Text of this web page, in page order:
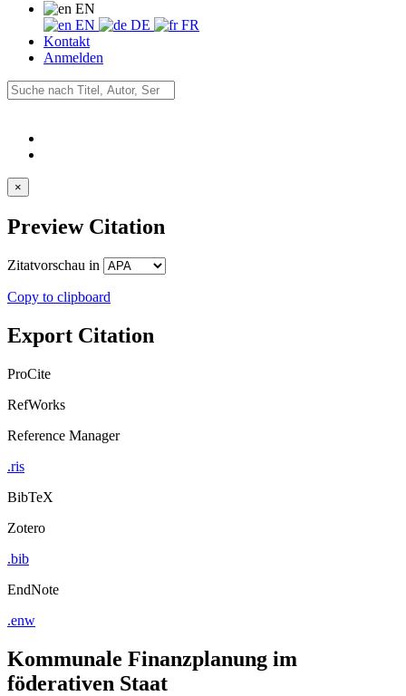
EN
EN
DE
FR
Kontakt
Anmelden
×
Preview Citation
Zitatvorschau in
Copy to clipboard
Export Citation
ProCite
RefWorks
Reference Manager
.ris
BibTeX
Zotero
.bib
EndNote
.enw
Kommunale Finanzplanung im
föderativen Staat